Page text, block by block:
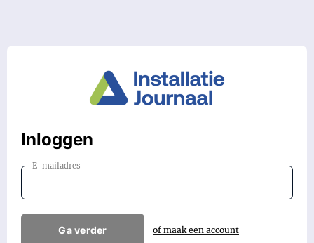
Inloggen
E-mailadres
Ga verder of maak een account